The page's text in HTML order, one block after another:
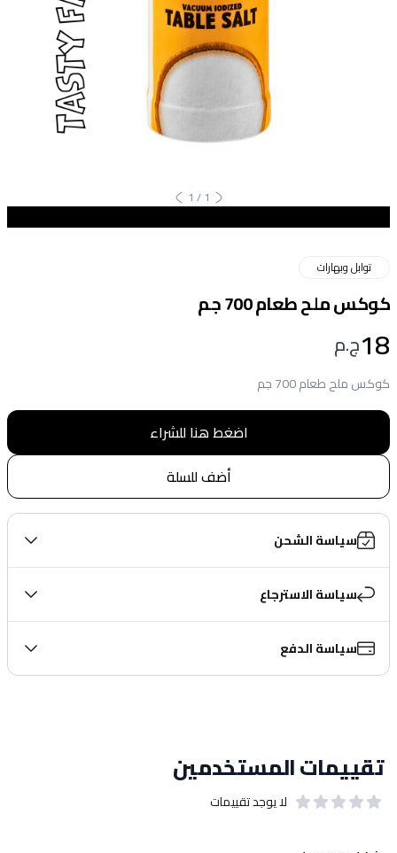
1
/
1
توابل وبهارات
كوكس ملح طعام 700 جم
18ج.م
كوكس ملح طعام 700 جم
اضغط هنا للشراء
أضف للسلة
سياسة الشحن
سياسة الاسترجاع
سياسة الدفع
تقييمات المستخدمين
لا يوجد تقييمات